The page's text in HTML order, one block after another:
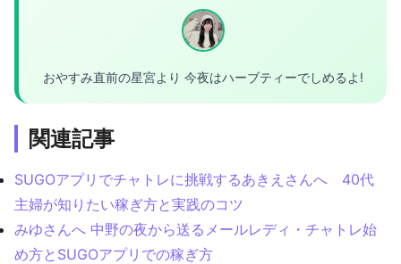
おやすみ直前の星宮より 今夜はハーブティーでしめるよ!
関連記事
SUGOアプリでチャトレに挑戦するあきえさんへ 40代
主婦が知りたい稼ぎ方と実践のコツ
みゆさんへ 中野の夜から送るメールレディ・チャトレ始
め方とSUGOアプリでの稼ぎ方